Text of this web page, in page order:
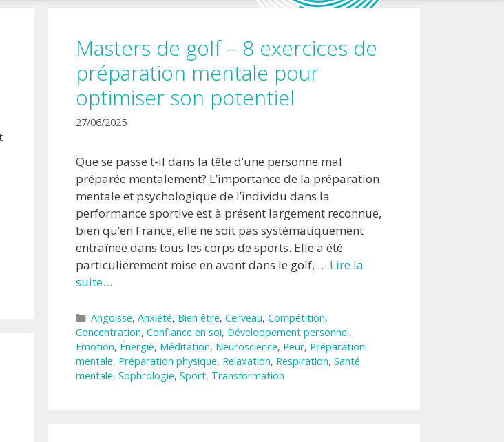
Masters de golf – 8 exercices de
préparation mentale pour
optimiser son potentiel
27/06/2025
Que se passe t-il dans la tête d’une personne mal
préparée mentalement? L’importance de la préparation
mentale et psychologique de l’individu dans la
performance sportive est à présent largement reconnue,
bien qu’en France, elle ne soit pas systématiquement
entraînée dans tous les corps de sports. Elle a été
particulièrement mise en avant dans le golf, … Lire la
suite…
Catégories
Angoisse, Anxiété, Bien être, Cerveau, Compétition,
Concentration, Confiance en soi, Développement personnel,
Emotion, Énergie, Méditation, Neuroscience, Peur, Préparation
mentale, Préparation physique, Relaxation, Respiration, Santé
mentale, Sophrologie, Sport, Transformation